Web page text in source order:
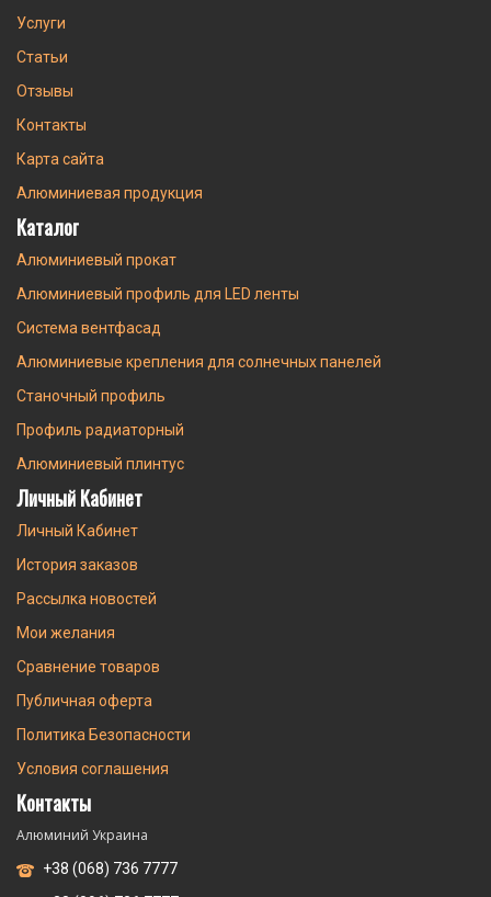
Услуги
Статьи
Отзывы
Контакты
Карта сайта
Алюминиевая продукция
Каталог
Алюминиевый прокат
Алюминиевый профиль для LED ленты
Система вентфасад
Алюминиевые крепления для солнечных панелей
Станочный профиль
Профиль радиаторный
Алюминиевый плинтус
Личный Кабинет
Личный Кабинет
История заказов
Рассылка новостей
Мои желания
Сравнение товаров
Публичная оферта
Политика Безопасности
Условия соглашения
Контакты
Алюминий Украина
+38 (068) 736 7777